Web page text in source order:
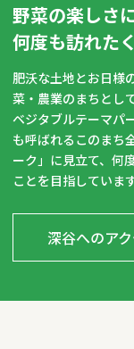
野菜の楽しさ
何度も訪れた
肥沃な土地とお日様
菜・農業のまちとし
ベジタブルテーマパ
も呼ばれるこのまち
ーク」に見立て、何
ことを目指していま
深谷へのア